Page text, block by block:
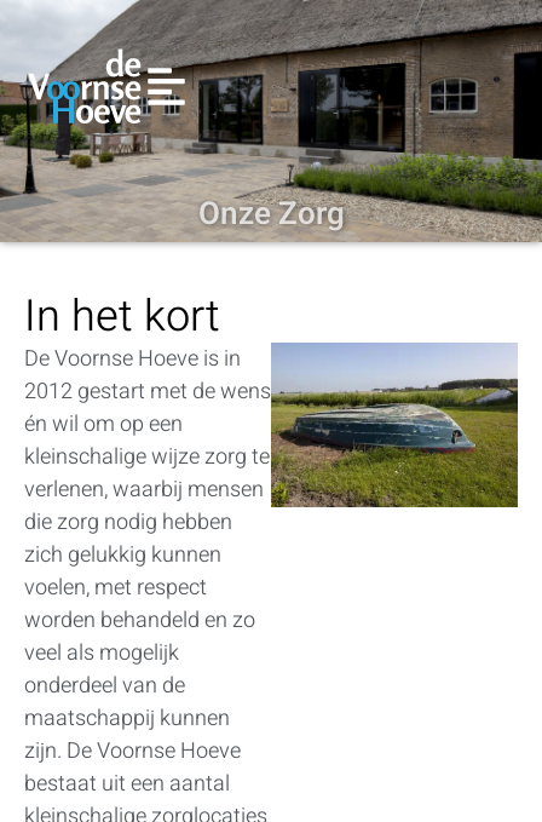
Onze Zorg
In het kort
De Voornse Hoeve is in
2012 gestart met de wens
én wil om op een
kleinschalige wijze zorg te
verlenen, waarbij mensen
die zorg nodig hebben
zich gelukkig kunnen
voelen, met respect
worden behandeld en zo
veel als mogelijk
onderdeel van de
maatschappij kunnen
zijn. De Voornse Hoeve
bestaat uit een aantal